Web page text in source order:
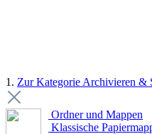
1. Zur Kategorie Archivieren &
Ordner und Mappen
Klassische